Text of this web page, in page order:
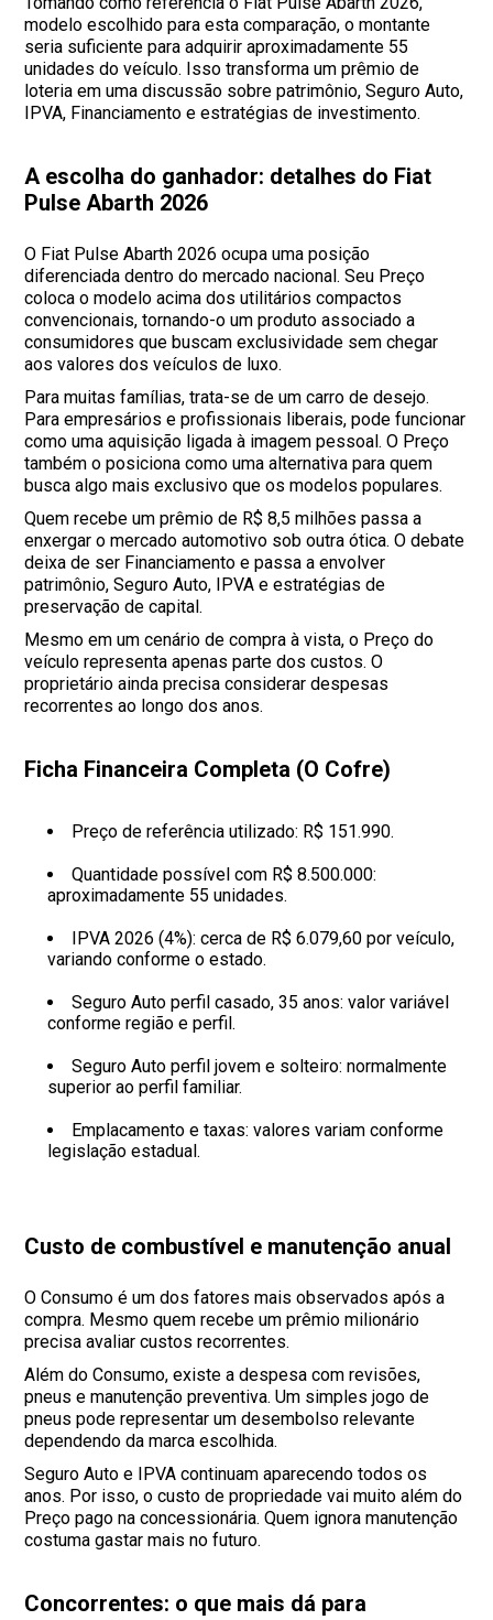
modelo escolhido para esta comparação, o montante
seria suficiente para adquirir aproximadamente 55
unidades do veículo. Isso transforma um prêmio de
loteria em uma discussão sobre patrimônio, Seguro Auto,
IPVA, Financiamento e estratégias de investimento.
A escolha do ganhador: detalhes do Fiat
Pulse Abarth 2026
O Fiat Pulse Abarth 2026 ocupa uma posição
diferenciada dentro do mercado nacional. Seu Preço
coloca o modelo acima dos utilitários compactos
convencionais, tornando-o um produto associado a
consumidores que buscam exclusividade sem chegar
aos valores dos veículos de luxo.
Para muitas famílias, trata-se de um carro de desejo.
Para empresários e profissionais liberais, pode funcionar
como uma aquisição ligada à imagem pessoal. O Preço
também o posiciona como uma alternativa para quem
busca algo mais exclusivo que os modelos populares.
Quem recebe um prêmio de R$ 8,5 milhões passa a
enxergar o mercado automotivo sob outra ótica. O debate
deixa de ser Financiamento e passa a envolver
patrimônio, Seguro Auto, IPVA e estratégias de
preservação de capital.
Mesmo em um cenário de compra à vista, o Preço do
veículo representa apenas parte dos custos. O
proprietário ainda precisa considerar despesas
recorrentes ao longo dos anos.
Ficha Financeira Completa (O Cofre)
Preço de referência utilizado: R$ 151.990.
Quantidade possível com R$ 8.500.000:
aproximadamente 55 unidades.
IPVA 2026 (4%): cerca de R$ 6.079,60 por veículo,
variando conforme o estado.
Seguro Auto perfil casado, 35 anos: valor variável
conforme região e perfil.
Seguro Auto perfil jovem e solteiro: normalmente
superior ao perfil familiar.
Emplacamento e taxas: valores variam conforme
legislação estadual.
Custo de combustível e manutenção anual
O Consumo é um dos fatores mais observados após a
compra. Mesmo quem recebe um prêmio milionário
precisa avaliar custos recorrentes.
Além do Consumo, existe a despesa com revisões,
pneus e manutenção preventiva. Um simples jogo de
pneus pode representar um desembolso relevante
dependendo da marca escolhida.
Seguro Auto e IPVA continuam aparecendo todos os
anos. Por isso, o custo de propriedade vai muito além do
Preço pago na concessionária. Quem ignora manutenção
costuma gastar mais no futuro.
Concorrentes: o que mais dá para